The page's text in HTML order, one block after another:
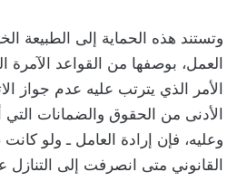
وتستند هذه الحماية إلى الطبيعة
العمل، بوصفها من القواعد الآمرة
الأمر الذي يترتب عليه عدم جواز
الأدنى من الحقوق والضمانات التي
وعليه، فإن إرادة العامل ـ ولو كانت
القانوني متى انصرفت إلى